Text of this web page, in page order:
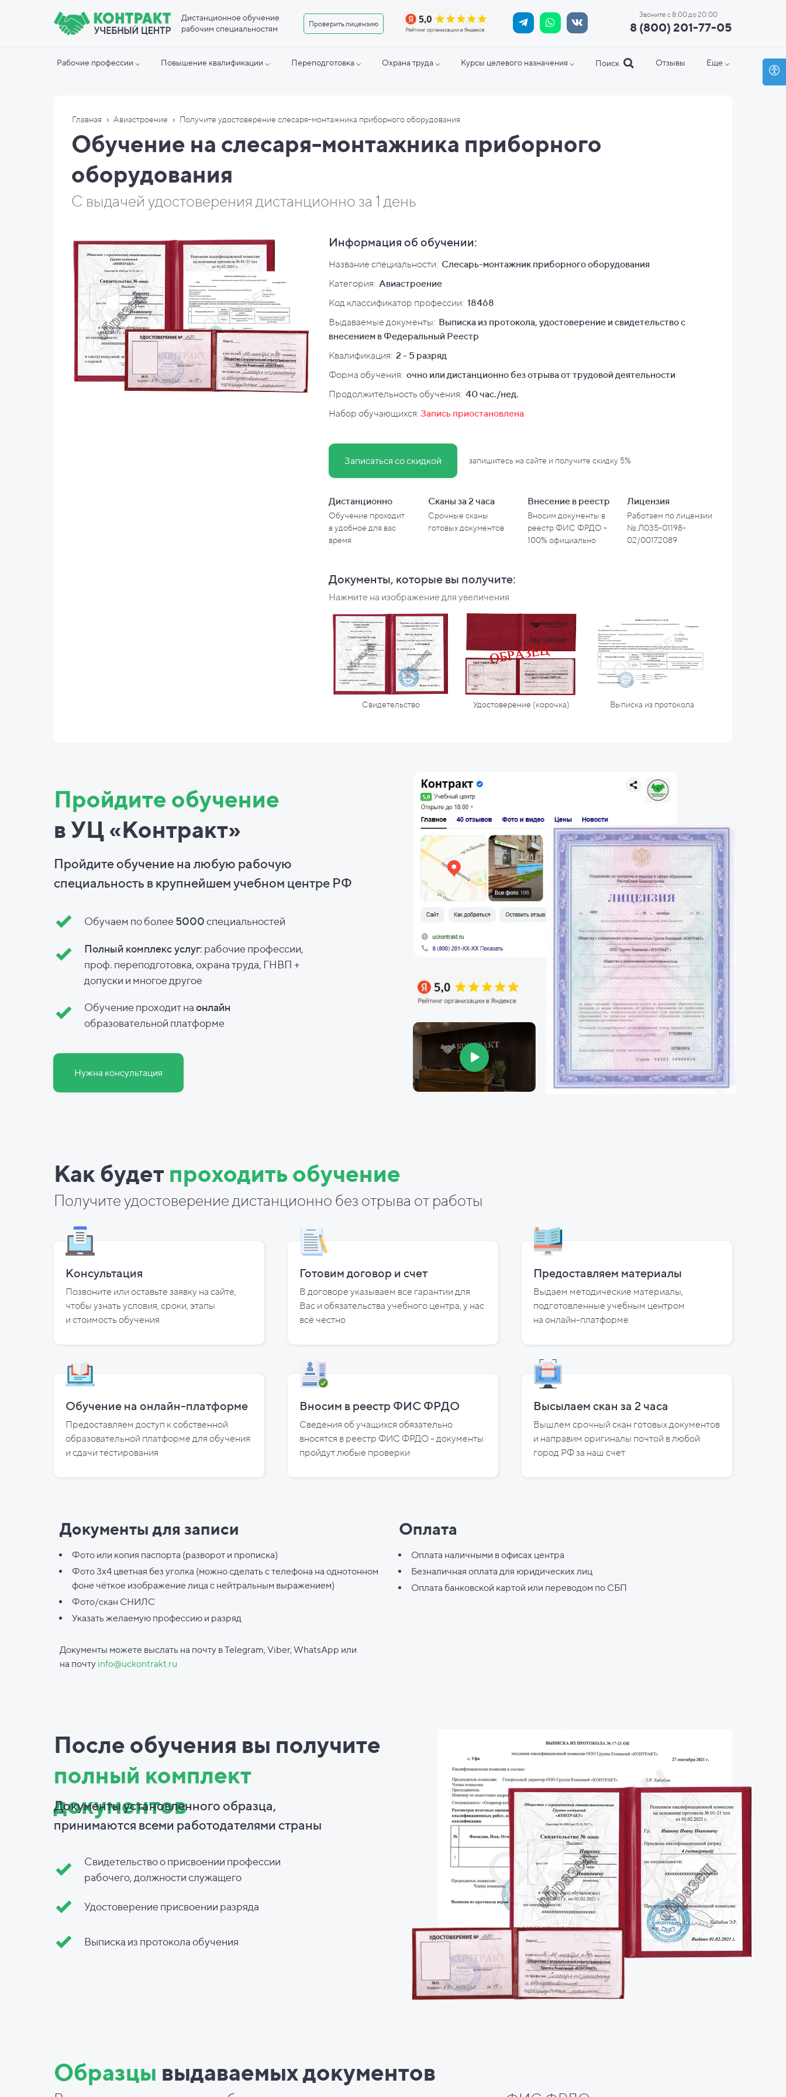
8 (800) 201-77-05
Проверить лицензию
Звоните с 8:00 до 20:00
Дистанционное обучение
рабочим специальностям
Рабочие профессии ⌵ Повышение квалификации ⌵ Переподготовка ⌵ Охрана труда ⌵ Курсы целевого назначения ⌵ Поиск Отзывы Еще ⌵
Главная › Авиастроение › Получите удостоверение слесаря-монтажника приборного оборудования
Обучение на слесаря-монтажника приборного
оборудования
С выдачей удостоверения дистанционно за 1 день
Информация об обучении:
Название специальности: Слесарь-монтажник приборного оборудования
Категория: Авиастроение
Код классификатор профессии: 18468
Выдаваемые документы: Выписка из протокола, удостоверение и свидетельство с
внесением в Федеральный Реестр
Квалификация: 2 - 5 разряд
Форма обучения: очно или дистанционно без отрыва от трудовой деятельности
Продолжительность обучения: 40 час./нед.
Набор обучающихся: Запись приостановлена
Записаться со скидкой запишитесь на сайте и получите скидку 5%
Дистанционно
Обучение проходит
вудобное для вас
время
Сканы за 2 часа
Срочные сканы
готовых документов
Внесение в реестр
Вносим документы в
реестр ФИС ФРДО -
100% официально
Лицензия
Работаем по лицензии
№ Л035-01198-
02/00172089
Документы, которые вы получите:
Нажмите на изображение для увеличения
Свидетельство Удостоверение (корочка) Выписка из протокола
Пройдите обучение
в УЦ «Контракт»
Нужна консультация
Пройдите обучение на любую рабочую
специальность вкрупнейшем учебном центре РФ
Обучаем по более 5000специальностей
Обучение проходит наонлайн
образовательной платформе
Полный комплекс услуг: рабочие профессии,
проф. переподготовка, охрана труда, ГНВП +
допуски и многое другое
Как будет проходить обучение
Получите удостоверение дистанционно без отрыва от работы
Консультация
Позвоните или оставьте заявку на сайте,
чтобы узнать условия, сроки, этапы
и стоимость обучения
Готовим договор и счет
В договоре указываем все гарантии для
Вас и обязательства учебного центра, у нас
всё честно
Предоставляем материалы
Выдаем методические материалы,
подготовленные учебным центром
на онлайн-платформе
Обучение на онлайн-платформе
Предоставляем доступ к собственной
образовательной платформе для обучения
и сдачи тестирования
Вносим в реестр ФИС ФРДО
Сведения об учащихся обязательно
вносятся в реестр ФИС ФРДО - документы
пройдут любые проверки
Высылаем скан за 2 часа
Вышлем срочный скан готовых документов
и направим оригиналы почтой в любой
город РФ за наш счет
Документы для записи
Фото или копия паспорта (разворот и прописка)
Фото 3х4 цветная без уголка (можно сделать с телефона на однотонном
фоне чёткое изображение лица с нейтральным выражением)
Фото/скан СНИЛС
Указать желаемую профессию и разряд
Документы можете выслать на почту в Telegram, Viber, WhatsApp или
на почту info@uckontrakt.ru
Оплата
Оплата наличными в офисах центра
Безналичная оплата для юридических лиц
Оплата банковской картой или переводом по СБП
После обучения вы получите
полный комплект
документов
Документы установленного образца,
принимаются всеми работодателями страны
Свидетельство о присвоении профессии
рабочего, должности служащего
Удостоверение присвоении разряда
Выписка из протокола обучения
Образцы выдаваемых документов